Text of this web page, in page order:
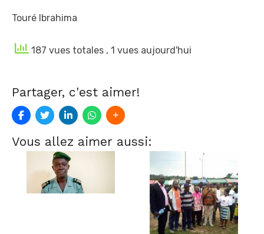
Touré Ibrahima
187 vues totales , 1 vues aujourd'hui
Partager, c'est aimer!
Vous allez aimer aussi: